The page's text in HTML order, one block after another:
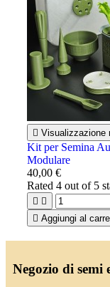
 Visualizzazione
Kit per Semina
Modulare
40,00 €
Rated4 out of 5
 
 Aggiungi al
Negozio di semi